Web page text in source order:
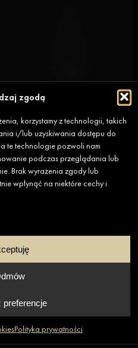
zgodą
korzystamy z technologii, takich
i/lub uzyskiwania dostępu do
te technologie pozwoli nam
podczas przeglądania lub
Brak wyrażenia zgody lub
wpłynąć na niektóre cechy i
preferencje
Polityka prywatności
piętro)
Informacje
Polityka prywatności
Informacje o realizacji
strategii podatkowej
Ogólne warunki zakupu